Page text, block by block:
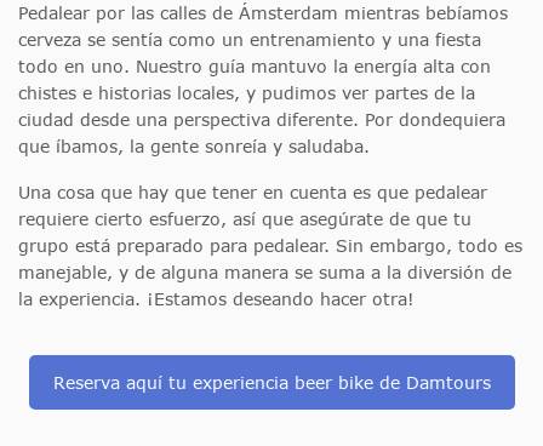
Pedalear por las calles de Ámsterdam mientras bebíamos
cerveza se sentía como un entrenamiento y una fiesta
todo en uno. Nuestro guía mantuvo la energía alta con
chistes e historias locales, y pudimos ver partes de la
ciudad desde una perspectiva diferente. Por dondequiera
que íbamos, la gente sonreía y saludaba.
Una cosa que hay que tener en cuenta es que pedalear
requiere cierto esfuerzo, así que asegúrate de que tu
grupo está preparado para pedalear. Sin embargo, todo es
manejable, y de alguna manera se suma a la diversión de
la experiencia. ¡Estamos deseando hacer otra!
Reserva aquí tu experiencia beer bike de Damtours